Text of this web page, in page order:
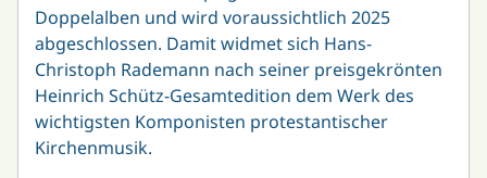
Doppelalben und wird voraussichtlich 2025
abgeschlossen. Damit widmet sich Hans-
Christoph Rademann nach seiner preisgekrönten
Heinrich Schütz-Gesamtedition dem Werk des
wichtigsten Komponisten protestantischer
Kirchenmusik.